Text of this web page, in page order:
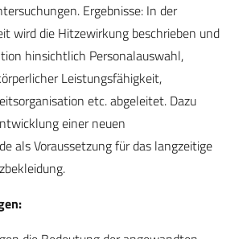
Ergebnisse: In der
wird die Hitzewirkung beschrieben und
hinsichtlich Personalauswahl,
Leistungsfähigkeit,
etc. abgeleitet. Dazu
einer neuen
als Voraussetzung für das langzeitige